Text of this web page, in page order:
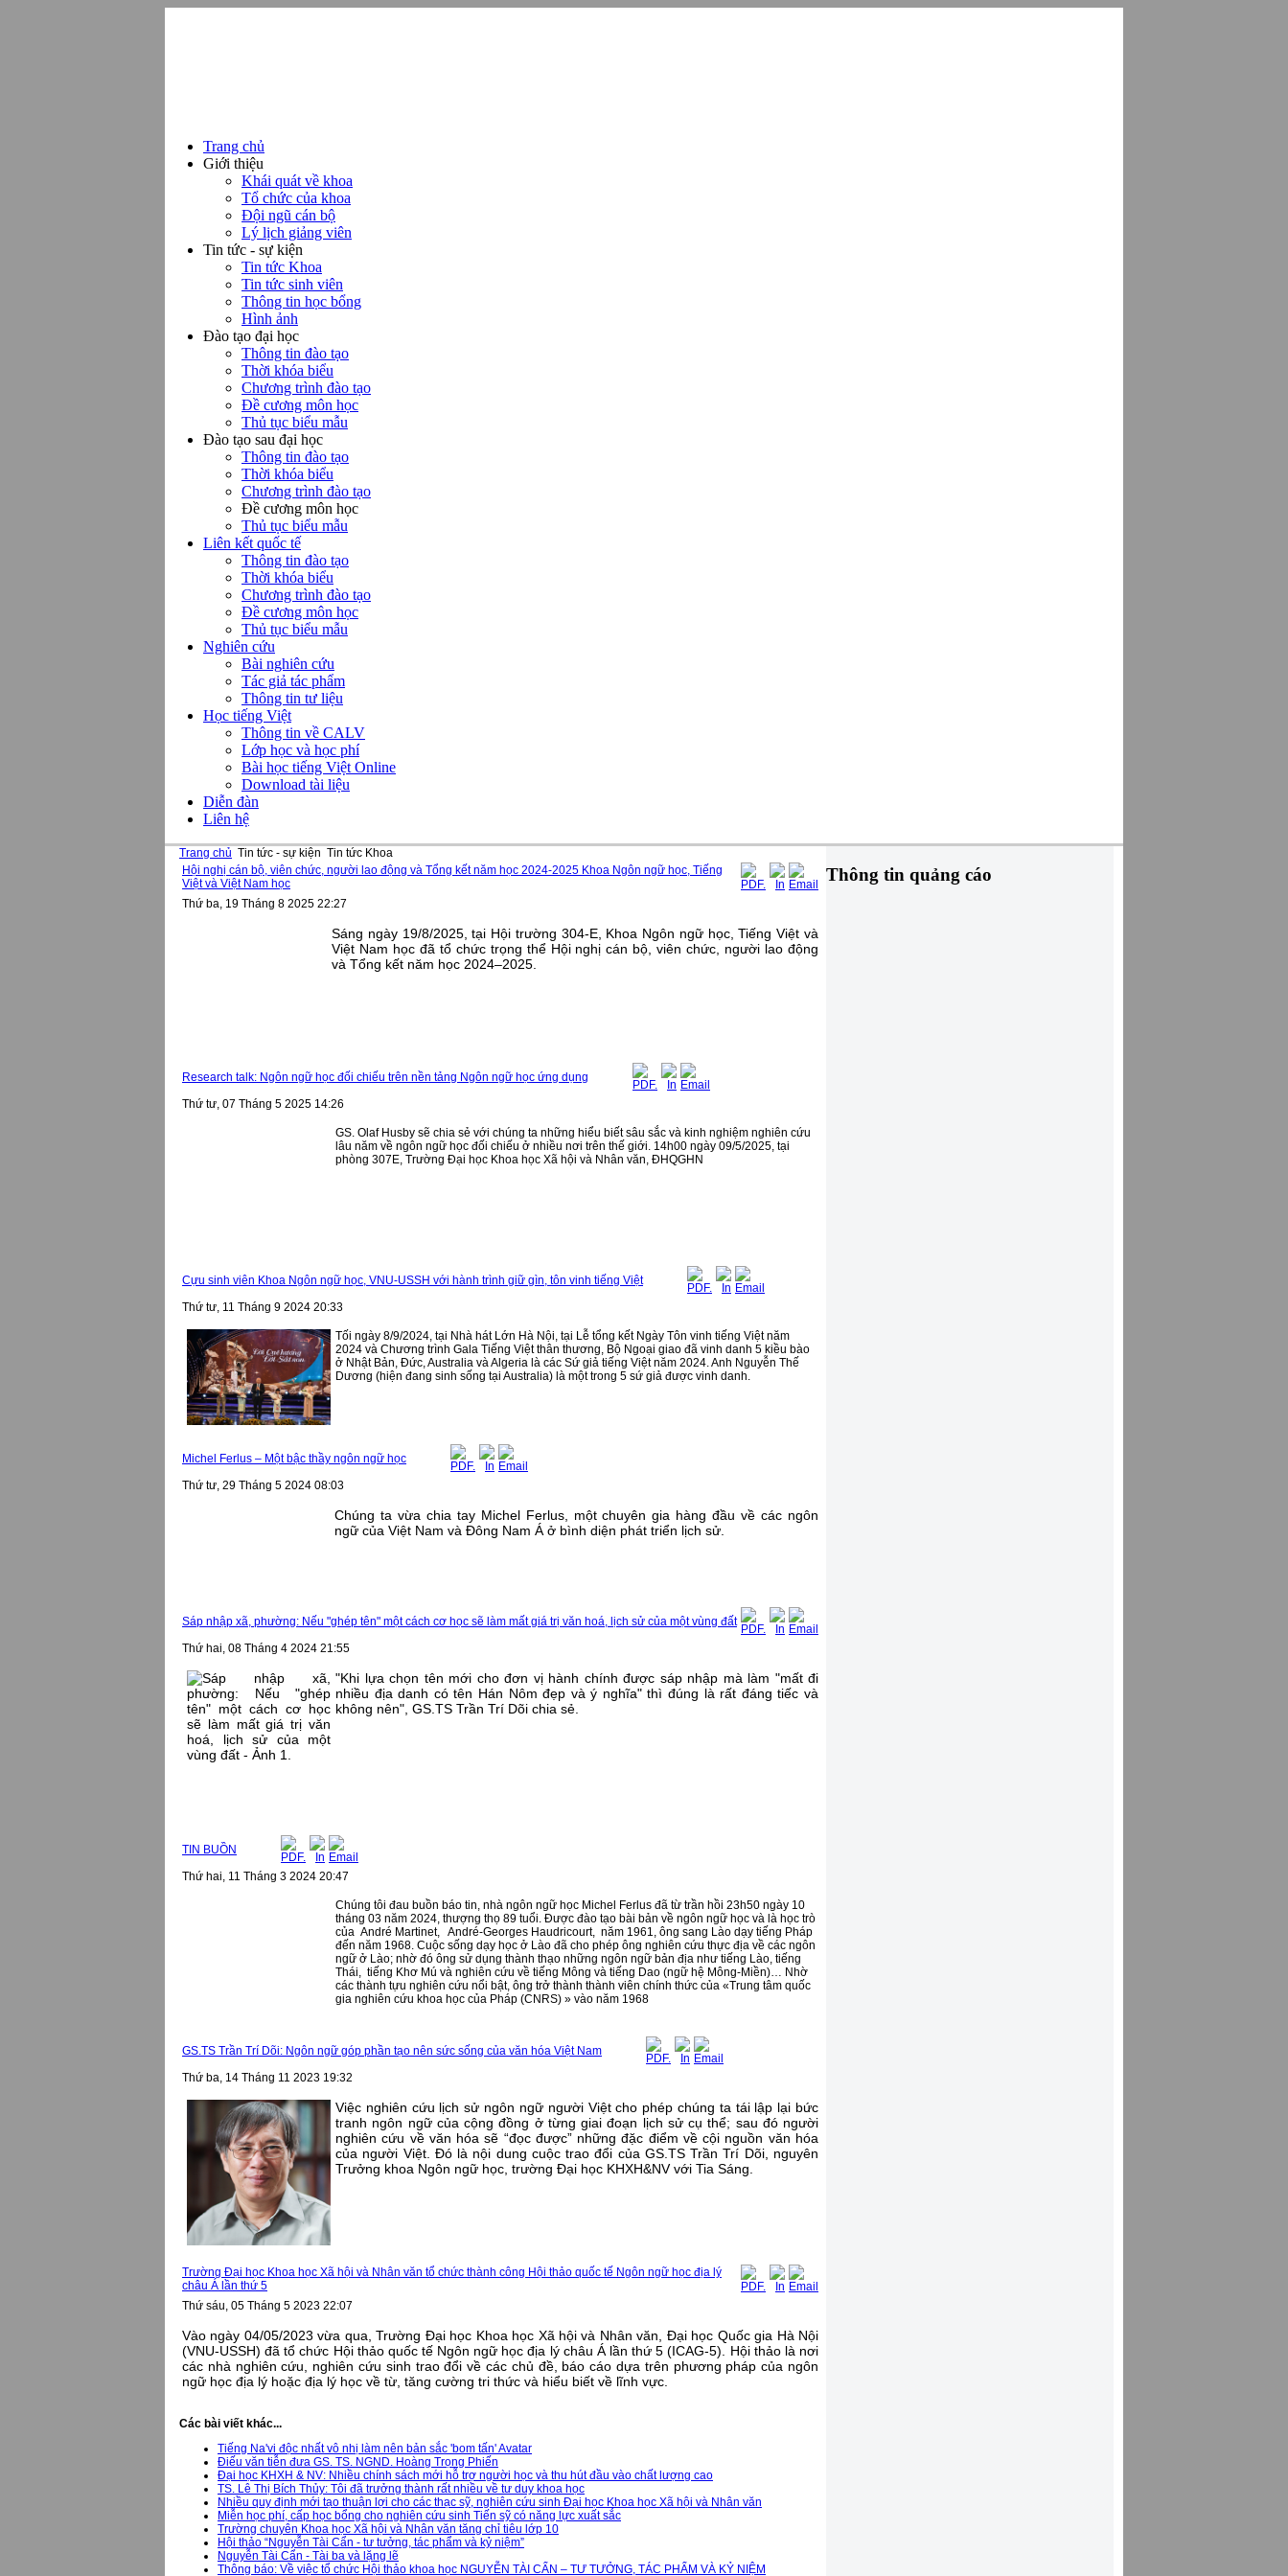
Trang chủ
Giới thiệu
Khái quát về khoa
Tổ chức của khoa
Đội ngũ cán bộ
Lý lịch giảng viên
Tin tức - sự kiện
Tin tức Khoa
Tin tức sinh viên
Thông tin học bổng
Hình ảnh
Đào tạo đại học
Thông tin đào tạo
Thời khóa biểu
Chương trình đào tạo
Đề cương môn học
Thủ tục biểu mẫu
Đào tạo sau đại học
Thông tin đào tạo
Thời khóa biểu
Chương trình đào tạo
Đề cương môn học
Thủ tục biểu mẫu
Liên kết quốc tế
Thông tin đào tạo
Thời khóa biểu
Chương trình đào tạo
Đề cương môn học
Thủ tục biểu mẫu
Nghiên cứu
Bài nghiên cứu
Tác giả tác phẩm
Thông tin tư liệu
Học tiếng Việt
Thông tin về CALV
Lớp học và học phí
Bài học tiếng Việt Online
Download tài liệu
Diễn đàn
Liên hệ
Trang chủ Tin tức - sự kiện Tin tức Khoa
Hội nghị cán bộ, viên chức, người lao động và Tổng kết năm học 2024-2025 Khoa Ngôn ngữ học, Tiếng
Việt và Việt Nam học
Thứ ba, 19 Tháng 8 2025 22:27
Sáng ngày 19/8/2025, tại Hội trường 304-E, Khoa Ngôn ngữ học, Tiếng Việt và
Việt Nam học đã tổ chức trọng thể Hội nghị cán bộ, viên chức, người lao động
và Tổng kết năm học 2024–2025.
Research talk: Ngôn ngữ học đối chiếu trên nền tảng Ngôn ngữ học ứng dụng
Thứ tư, 07 Tháng 5 2025 14:26
GS. Olaf Husby sẽ chia sẻ với chúng ta những hiểu biết sâu sắc và kinh nghiệm nghiên cứu
lâu năm về ngôn ngữ học đối chiếu ở nhiều nơi trên thế giới. 14h00 ngày 09/5/2025, tại
phòng 307E, Trường Đại học Khoa học Xã hội và Nhân văn, ĐHQGHN
Cựu sinh viên Khoa Ngôn ngữ học, VNU-USSH với hành trình giữ gìn, tôn vinh tiếng Việt
Thứ tư, 11 Tháng 9 2024 20:33
Tối ngày 8/9/2024, tại Nhà hát Lớn Hà Nội, tại Lễ tổng kết Ngày Tôn vinh tiếng Việt năm
2024 và Chương trình Gala Tiếng Việt thân thương, Bộ Ngoại giao đã vinh danh 5 kiều bào
ở Nhật Bản, Đức, Australia và Algeria là các Sứ giả tiếng Việt năm 2024. Anh Nguyễn Thế
Dương (hiện đang sinh sống tại Australia) là một trong 5 sứ giả được vinh danh.
Michel Ferlus – Một bậc thầy ngôn ngữ học
Thứ tư, 29 Tháng 5 2024 08:03
Chúng ta vừa chia tay Michel Ferlus, một chuyên gia hàng đầu về các ngôn
ngữ của Việt Nam và Đông Nam Á ở bình diện phát triển lịch sử.
Sáp nhập xã, phường: Nếu "ghép tên" một cách cơ học sẽ làm mất giá trị văn hoá, lịch sử của một vùng đất
Thứ hai, 08 Tháng 4 2024 21:55
"Khi lựa chọn tên mới cho đơn vị hành chính được sáp nhập mà làm "mất đi
nhiều địa danh có tên Hán Nôm đẹp và ý nghĩa" thì đúng là rất đáng tiếc và
không nên", GS.TS Trần Trí Dõi chia sẻ.
TIN BUỒN
Thứ hai, 11 Tháng 3 2024 20:47
Chúng tôi đau buồn báo tin, nhà ngôn ngữ học Michel Ferlus đã từ trần hồi 23h50 ngày 10
tháng 03 năm 2024, thượng thọ 89 tuổi. Được đào tạo bài bản về ngôn ngữ học và là học trò
của André Martinet, André-Georges Haudricourt, năm 1961, ông sang Lào dạy tiếng Pháp
đến năm 1968. Cuộc sống dạy học ở Lào đã cho phép ông nghiên cứu thực địa về các ngôn
ngữ ở Lào; nhờ đó ông sử dụng thành thạo những ngôn ngữ bản địa như tiếng Lào, tiếng
Thái, tiếng Khơ Mú và nghiên cứu về tiếng Mông và tiếng Dao (ngữ hệ Mông-Miền)… Nhờ
các thành tựu nghiên cứu nổi bật, ông trở thành thành viên chính thức của «Trung tâm quốc
gia nghiên cứu khoa học của Pháp (CNRS) » vào năm 1968
GS.TS Trần Trí Dõi: Ngôn ngữ góp phần tạo nên sức sống của văn hóa Việt Nam
Thứ ba, 14 Tháng 11 2023 19:32
Việc nghiên cứu lịch sử ngôn ngữ người Việt cho phép chúng ta tái lập lại bức
tranh ngôn ngữ của cộng đồng ở từng giai đoạn lịch sử cụ thể; sau đó người
nghiên cứu về văn hóa sẽ “đọc được” những đặc điểm về cội nguồn văn hóa
của người Việt. Đó là nội dung cuộc trao đổi của GS.TS Trần Trí Dõi, nguyên
Trưởng khoa Ngôn ngữ học, trường Đại học KHXH&NV với Tia Sáng.
Trường Đại học Khoa học Xã hội và Nhân văn tổ chức thành công Hội thảo quốc tế Ngôn ngữ học địa lý
châu Á lần thứ 5
Thứ sáu, 05 Tháng 5 2023 22:07
Vào ngày 04/05/2023 vừa qua, Trường Đại học Khoa học Xã hội và Nhân văn, Đại học Quốc gia Hà Nội
(VNU-USSH) đã tổ chức Hội thảo quốc tế Ngôn ngữ học địa lý châu Á lần thứ 5 (ICAG-5). Hội thảo là nơi
các nhà nghiên cứu, nghiên cứu sinh trao đổi về các chủ đề, báo cáo dựa trên phương pháp của ngôn
ngữ học địa lý hoặc địa lý học về từ, tăng cường tri thức và hiểu biết về lĩnh vực.
Các bài viết khác...
Tiếng Na'vi độc nhất vô nhị làm nên bản sắc 'bom tấn' Avatar
Điếu văn tiễn đưa GS. TS. NGND. Hoàng Trọng Phiến
Đại học KHXH & NV: Nhiều chính sách mới hỗ trợ người học và thu hút đầu vào chất lượng cao
TS. Lê Thị Bích Thủy: Tôi đã trưởng thành rất nhiều về tư duy khoa học
Nhiều quy định mới tạo thuận lợi cho các thạc sỹ, nghiên cứu sinh Đại học Khoa học Xã hội và Nhân văn
Miễn học phí, cấp học bổng cho nghiên cứu sinh Tiến sỹ có năng lực xuất sắc
Trường chuyên Khoa học Xã hội và Nhân văn tăng chỉ tiêu lớp 10
Hội thảo “Nguyễn Tài Cẩn - tư tưởng, tác phẩm và kỷ niệm”
Nguyễn Tài Cẩn - Tài ba và lặng lẽ
Thông báo: Về việc tổ chức Hội thảo khoa học NGUYỄN TÀI CẨN – TƯ TƯỞNG, TÁC PHẨM VÀ KỶ NIỆM
Thông tin quảng cáo